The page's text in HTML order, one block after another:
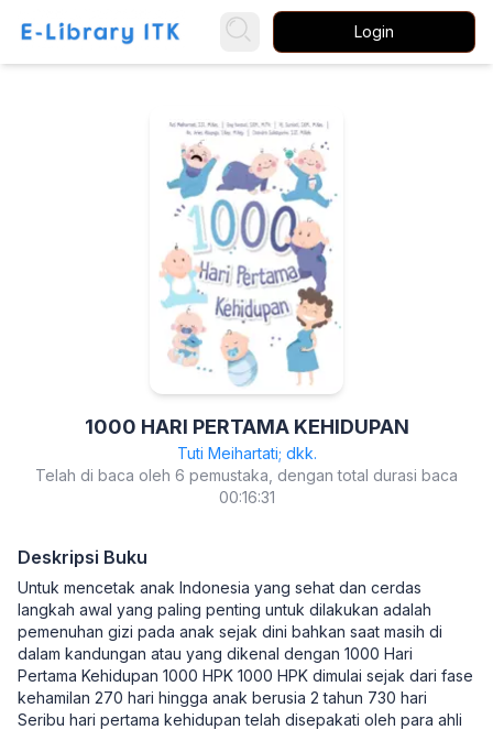
Login
1000 HARI PERTAMA KEHIDUPAN
Tuti Meihartati; dkk.
Telah di baca oleh 6 pemustaka, dengan total durasi baca
00:16:31
Deskripsi Buku
Untuk mencetak anak Indonesia yang sehat dan cerdas
langkah awal yang paling penting untuk dilakukan adalah
pemenuhan gizi pada anak sejak dini bahkan saat masih di
dalam kandungan atau yang dikenal dengan 1000 Hari
Pertama Kehidupan 1000 HPK 1000 HPK dimulai sejak dari fase
kehamilan 270 hari hingga anak berusia 2 tahun 730 hari
Seribu hari pertama kehidupan telah disepakati oleh para ahli